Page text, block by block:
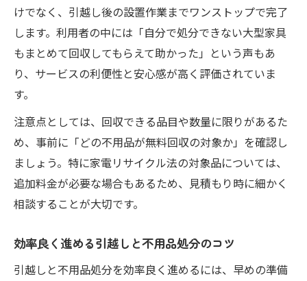
けでなく、引越し後の設置作業までワンストップで完了
します。利用者の中には「自分で処分できない大型家具
もまとめて回収してもらえて助かった」という声もあ
り、サービスの利便性と安心感が高く評価されていま
す。
注意点としては、回収できる品目や数量に限りがあるた
め、事前に「どの不用品が無料回収の対象か」を確認し
ましょう。特に家電リサイクル法の対象品については、
追加料金が必要な場合もあるため、見積もり時に細かく
相談することが大切です。
効率良く進める引越しと不用品処分のコツ
引越しと不用品処分を効率良く進めるには、早めの準備